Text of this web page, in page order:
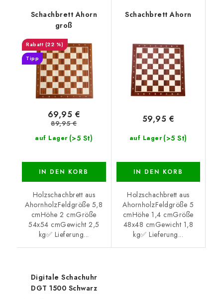
Schachbrett Ahorn
groß
(22 %)
Tipp
auf Lager (>5 St)
69,95 €
89,95 €
IN DEN KORB
Holzschachbrett aus
AhornholzFeldgröße 5,8
cmHöhe 2 cmGröße
54x54 cmGewicht 2,5
kg✅ Lieferung...
Schachbrett Ahorn
auf Lager (>5 St)
59,95 €
IN DEN KORB
Holzschachbrett aus
AhornholzFeldgröße 5
cmHöhe 1,4 cmGröße
48x48 cmGewicht 1,8
kg✅ Lieferung...
Digitale Schachuhr
DGT 1500 Schwarz